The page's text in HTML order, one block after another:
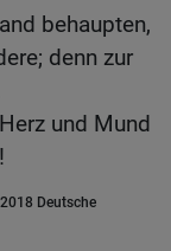
behaupten,
denn zur
und Mund
Deutsche